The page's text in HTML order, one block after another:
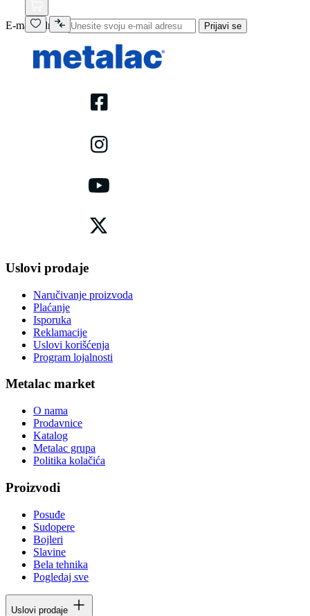
E-mail adresa Prijavi se
Uslovi prodaje
Naručivanje proizvoda
Plaćanje
Isporuka
Reklamacije
Uslovi korišćenja
Program lojalnosti
Metalac market
O nama
Prodavnice
Katalog
Metalac grupa
Politika kolačića
Proizvodi
Posuđe
Sudopere
Bojleri
Slavine
Bela tehnika
Pogledaj sve
Uslovi prodaje